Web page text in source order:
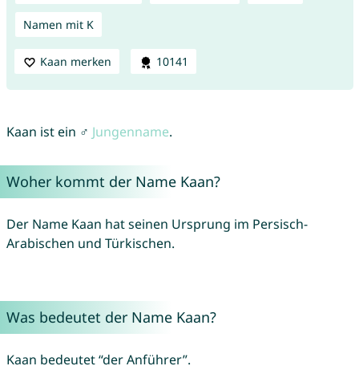
Namen mit K
Kaan merken 10141
Kaan ist ein ♂ Jungenname.
Woher kommt der Name Kaan?
Der Name Kaan hat seinen Ursprung im Persisch-
Arabischen und Türkischen.
Was bedeutet der Name Kaan?
Kaan bedeutet “der Anführer”.